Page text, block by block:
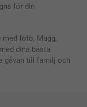
för din
med foto, Mugg,
dina bästa
gåvan till familj och